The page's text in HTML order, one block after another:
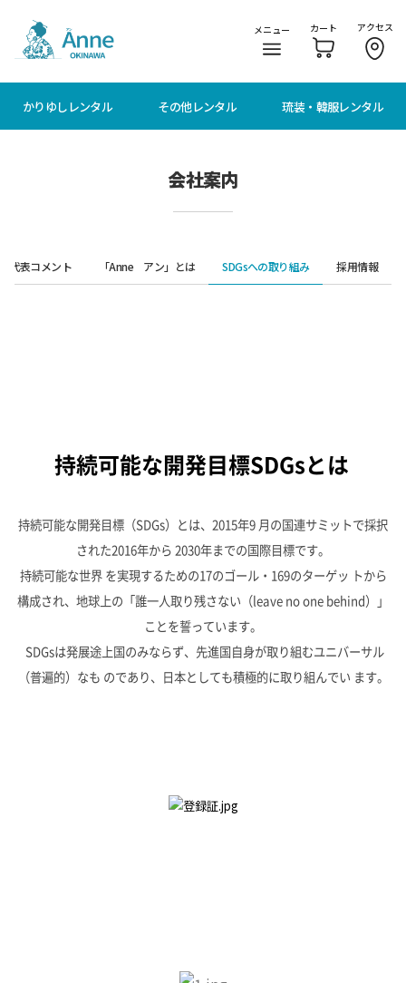
メニュー カート アクセス
かりゆしレンタル その他レンタル 琉装・韓服レンタル
会社案内
代表コメント 「Anne アン」とは SDGsへの取り組み 採用情報
持続可能な開発目標SDGsとは
持続可能な開発目標（SDGs）とは、 2015年9 月の国連サミットで採択
された2016年から 2030年までの国際目標です。
持続可能な世界 を実現するための17のゴール・ 169のターゲッ トから
構成され、 地球上の「誰一人取り残さない（ leave no one behind ）」
ことを誓っています。
SDGsは発展途上国のみならず、先進国自身が取り組むユニバーサル
（普遍的）なも のであり、日本としても積極的に取り組んでい ます。